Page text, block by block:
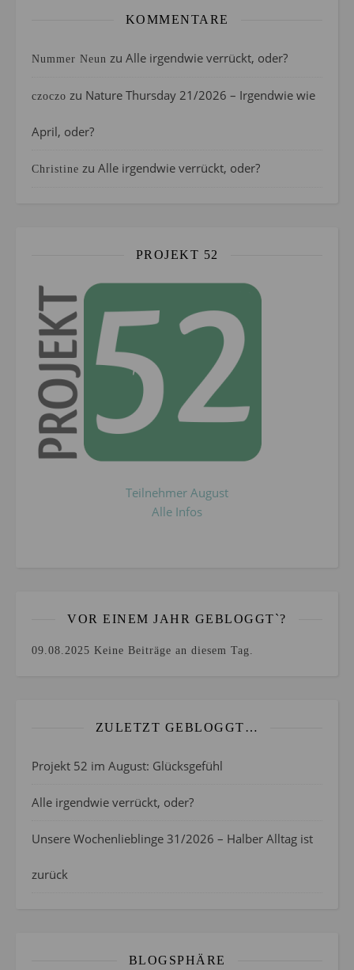
KOMMENTARE
Nummer Neun zu Alle irgendwie verrückt, oder?
czoczo zu Nature Thursday 21/2026 – Irgendwie wie
April, oder?
Christine zu Alle irgendwie verrückt, oder?
PROJEKT 52
Teilnehmer August
Alle Infos
VOR EINEM JAHR GEBLOGGT`?
09.08.2025 Keine Beiträge an diesem Tag.
ZULETZT GEBLOGGT…
Projekt 52 im August: Glücksgefühl
Alle irgendwie verrückt, oder?
Unsere Wochenlieblinge 31/2026 – Halber Alltag ist
zurück
BLOGSPHÄRE